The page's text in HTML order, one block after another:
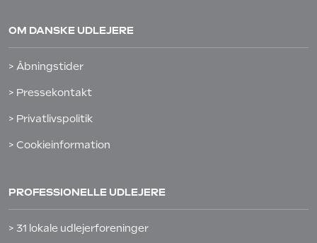
OM DANSKE UDLEJERE
> Åbningstider
> Pressekontakt
> Privatlivspolitik
> Cookieinformation
PROFESSIONELLE UDLEJERE
> 31 lokale udlejerforeninger